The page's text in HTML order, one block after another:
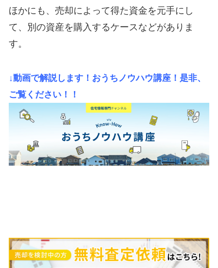
ほかにも、売却によって得た資金を元手にし
て、別の資産を購入するケースなどがありま
す。
↓動画で解説します！おうちノウハウ講座！是非、
ご覧ください！！